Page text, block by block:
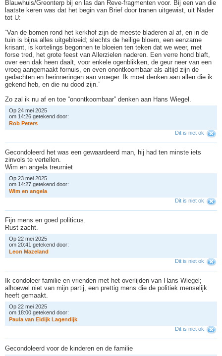
Blauwhuis/Greonterp bij en las dan Reve-fragmenten voor. Bij een van die
laatste keren was dat het begin van Brief door tranen uitgewist, uit Nader
tot U:
“Van de bomen rond het kerkhof zijn de meeste bladeren al af, en in de
tuin is bijna alles uitgebloeid; slechts de heilige bloem, een eenzame
krisant, is kortelings begonnen te bloeien ten teken dat we weer, met
forse tred, het grote feest van Allerzielen naderen. Een verre hond blaft,
over een dak heen daalt, voor enkele ogenblikken, de geur neer van een
vroeg aangemaakt fornuis, en even onontkoombaar als altijd zijn de
gedachten en herinneringen aan vroeger. Ik moet denken aan allen die ik
gekend heb, en die nu dood zijn.”
Zo zal ik nu af en toe “onontkoombaar” denken aan Hans Wiegel.
Op 24 mei 2025
om 14:26 getekend door:
Rob Peters
Dit is niet ok
Gecondoleerd het was een gewaardeerd man, hij had ten minste iets
zinvols te vertellen.
Wim en angela treurniet
Op 23 mei 2025
om 14:27 getekend door:
Wim en ange a
Dit is niet ok
Fijn mens en goed politicus.
Rust zacht.
Op 22 mei 2025
om 20:41 getekend door:
Leon Maze and
Dit is niet ok
Ik condoleer familie en vrienden met het overlijden van Hans Wiegel;
alhoewel niet van mijn partij, een prettig mens die de politiek menselijk
heeft gemaakt.
Op 22 mei 2025
om 18:00 getekend door:
Pau a van E dijk Lagendijk
Dit is niet ok
Gecondoleerd voor de kinderen en de familie